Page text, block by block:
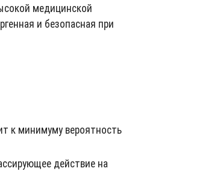
медицинской
и безопасная при
к минимуму вероятность
действие на